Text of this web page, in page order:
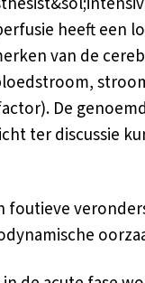
heeft een
van de
De
ter discussie
foutieve